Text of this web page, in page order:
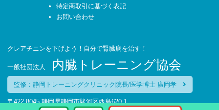
特定商取引に基づく表記
お問い合わせ
クレアチニンを下げよう！自分で腎臓病を治す！
一般社団法人 内臓トレーニング協会
監修：静岡トレーニングクリニック院長/医学博士 廣岡孝
〒422-8045 静岡県静岡市駿河区西島620-1